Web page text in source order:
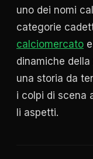
uno dei nomi
categorie
calciomercato
dinamiche della
una storia da
i colpi di scena
li aspetti.